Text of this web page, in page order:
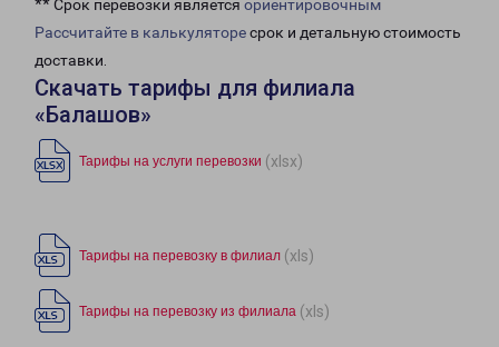
** Срок перевозки является ориентировочным
Рассчитайте в калькуляторесрок и детальную стоимость
доставки.
Скачать тарифы для филиала
«Балашов»
Тарифы на услуги перевозки (xlsx)
Тарифы на перевозку в филиал (xls)
Тарифы на перевозку из филиала (xls)